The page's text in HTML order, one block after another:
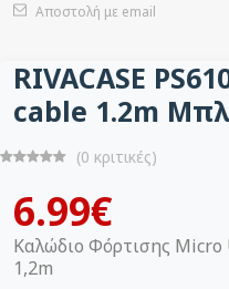
Αποστολή με email
RIVACASE
cable 1.2m
(0 κριτικές)
6.99€
Καλώδιο Φόρτισης Micro
1,2m